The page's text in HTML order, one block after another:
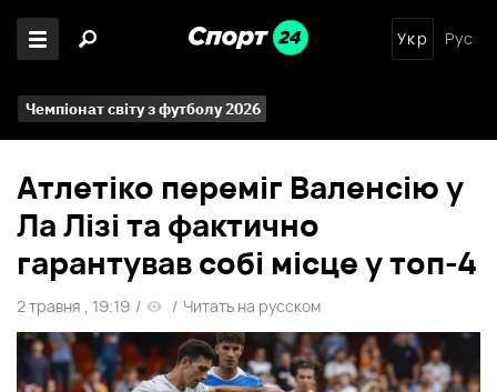
Укр Рус
Чемпіонат світу з футболу 2026
Атлетіко переміг Валенсію у
Ла Лізі та фактично
гарантував собі місце у топ-4
2 травня , 19:19 / / Читать на русском